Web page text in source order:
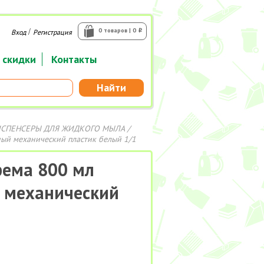
Контакты
Найти
0 товаров | 0 i
Вход/ Регистрация
ДЛЯ ЖИДКОГО МЫЛА/
механический пластик белый 1/1
800 мл